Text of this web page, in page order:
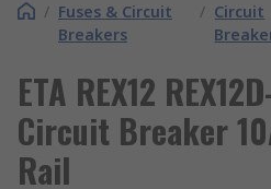
/ Fuses & Circuit
Breakers
/ Circuit
ETA REX12
Circuit Breaker
Rail